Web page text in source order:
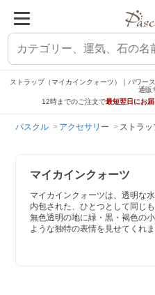
ストラップ（マイカインクォーツ）｜パワー
通販
12時までのご注文で最短翌日にお
パスクル アクセサリー ストラッ
マイカインクォーツ
マイカインクォーツは、透明な
内包された、ひとつとして同じ
無色透明の地に緑・黒・褐色の
ような独特の表情を見せてくれま